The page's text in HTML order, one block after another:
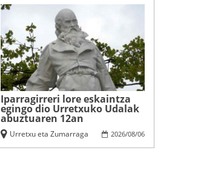
Iparragirreri lore eskaintza
egingo dio Urretxuko Udalak
abuztuaren 12an
2026/08/06
Urretxu eta Zumarraga